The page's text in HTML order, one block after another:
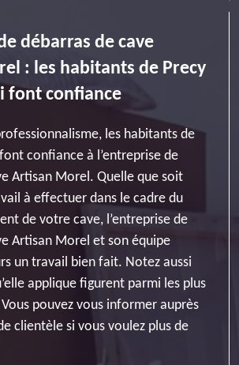
débarras de cave
: les habitants de Precy
font confiance
les habitants de
confiance à l’entreprise de
Artisan Morel. Quelle que soit
à effectuer dans le cadre du
de votre cave, l’entreprise de
Artisan Morel et son équipe
un travail bien fait. Notez aussi
applique figurent parmi les plus
pouvez vous informer auprès
clientèle si vous voulez plus de